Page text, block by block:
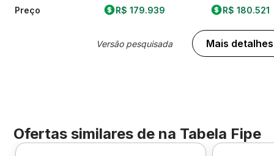
Preço R$ 179.939
Versão pesquisada
R$ 180.521
Mais detalhes
Ofertas similares de na Tabela Fipe